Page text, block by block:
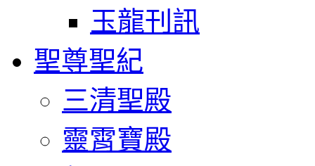
玉龍刊訊
聖尊聖紀
三清聖殿
靈霄寶殿